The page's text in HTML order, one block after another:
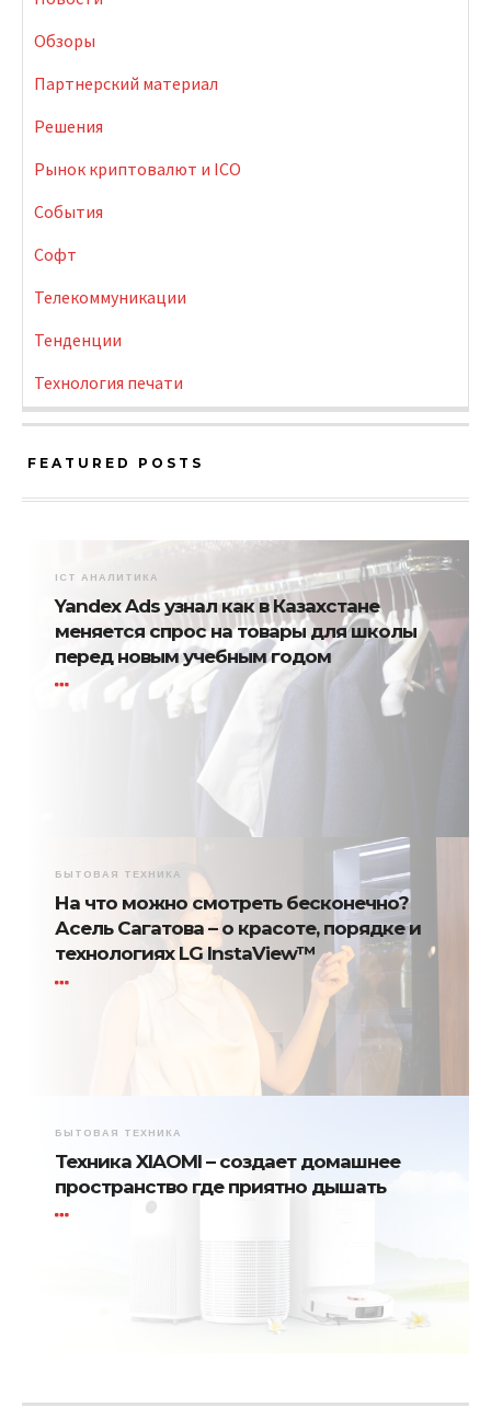
Обзоры
Партнерский материал
Решения
Рынок криптовалют и ICO
События
Софт
Телекоммуникации
Тенденции
Технология печати
FEATURED POSTS
ICT АНАЛИТИКА
Yandex Ads узнал как в Казахстане
меняется спрос на товары для школы
перед новым учебным годом
БЫТОВАЯ ТЕХНИКА
На что можно смотреть бесконечно?
Асель Сагатова – о красоте, порядке и
технологиях LG InstaView™
БЫТОВАЯ ТЕХНИКА
Техника XIAOMI – создает домашнее
пространство где приятно дышать